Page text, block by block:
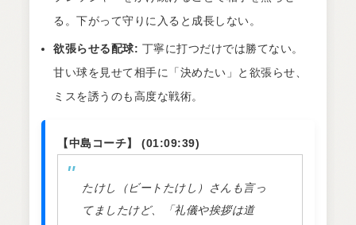
る。下がって守りに入ると成長しない。
欲張らせる配球: 丁寧に打つだけでは勝てない。
甘い球を見せて相手に「決めたい」と欲張らせ、
ミスを誘うのも高度な戦術。
【中島コーチ】 (01:09:39)
たけし（ビートたけし）さんも言っ
てましたけど、「礼儀や挨拶は道